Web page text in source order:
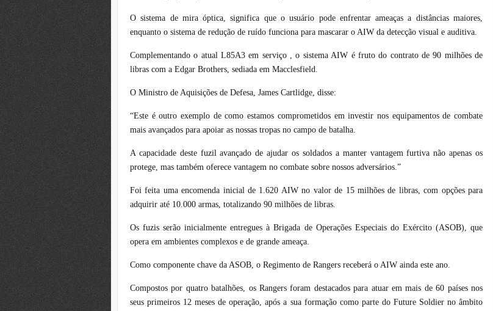
O sistema de mira óptica, significa que o usuário pode enfrentar ameaças a distâncias maiores,
enquanto o sistema de redução de ruído funciona para mascarar o AIW da detecção visual e auditiva.
Complementando o atual L85A3 em serviço , o sistema AIW é fruto do contrato de 90 milhões de
libras com a Edgar Brothers, sediada em Macclesfield.
O Ministro de Aquisições de Defesa, James Cartlidge, disse:
“Este é outro exemplo de como estamos comprometidos em investir nos equipamentos de combate
mais avançados para apoiar as nossas tropas no campo de batalha.
A capacidade deste fuzil avançado de ajudar os soldados a manter vantagem furtiva não apenas os
protege, mas também oferece vantagem no combate sobre nossos adversários.”
Foi feita uma encomenda inicial de 1.620 AIW no valor de 15 milhões de libras, com opções para
adquirir até 10.000 armas, totalizando 90 milhões de libras.
Os fuzis serão inicialmente entregues à Brigada de Operações Especiais do Exército (ASOB), que
opera em ambientes complexos e de grande ameaça.
Como componente chave da ASOB, o Regimento de Rangers receberá o AIW ainda este ano.
Compostos por quatro batalhões, os Rangers foram destacados para atuar em mais de 60 países nos
seus primeiros 12 meses de operação, após a sua formação como parte do Future Soldier no âmbito